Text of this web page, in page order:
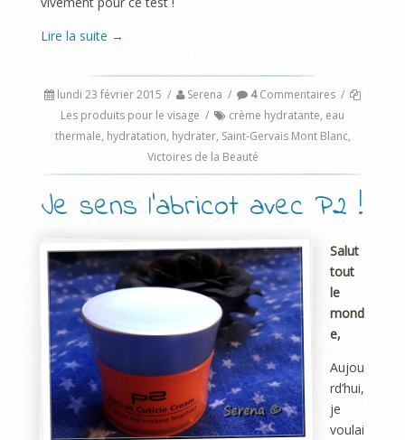
Lire la suite →
lundi 23 février 2015 / Serena / 4Commentaires /
Les produits pour le visage / crème hydratante, eau
thermale, hydratation, hydrater, Saint-Gervais Mont Blanc,
Victoires de la Beauté
Je sens l’abricot avec P2 !
Salut
tout
le
mond
e,
Aujou
rd’hui,
je
voulai